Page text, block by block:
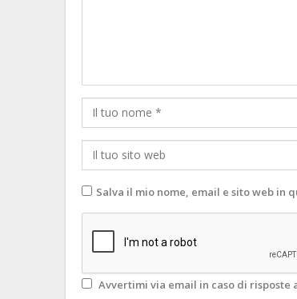
Salva il mio nome, email e sito web in
Avvertimi via email in caso di risposte